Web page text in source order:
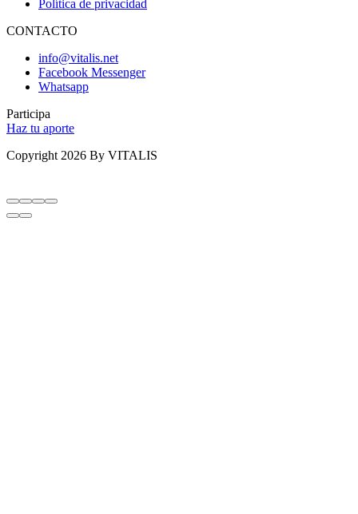
Política de privacidad
CONTACTO
info@vitalis.net
Facebook Messenger
Whatsapp
Participa
Haz tu aporte
Copyright 2026 By VITALIS